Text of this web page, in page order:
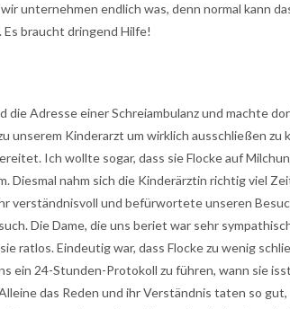
unternehmen endlich was, denn normal kann
braucht dringend Hilfe!
Adresse einer Schreiambulanz und machte
unserem Kinderarzt um wirklich ausschließen zu
Ich wollte sogar, dass sie Flocke auf
Diesmal nahm sich die Kinderärztin richtig viel
verständnisvoll und befürwortete unseren
Die Dame, die uns beriet war sehr
ratlos. Eindeutig war, dass Flocke zu wenig
ein 24-Stunden-Protokoll zu führen, wann sie
das Reden und ihr Verständnis taten so